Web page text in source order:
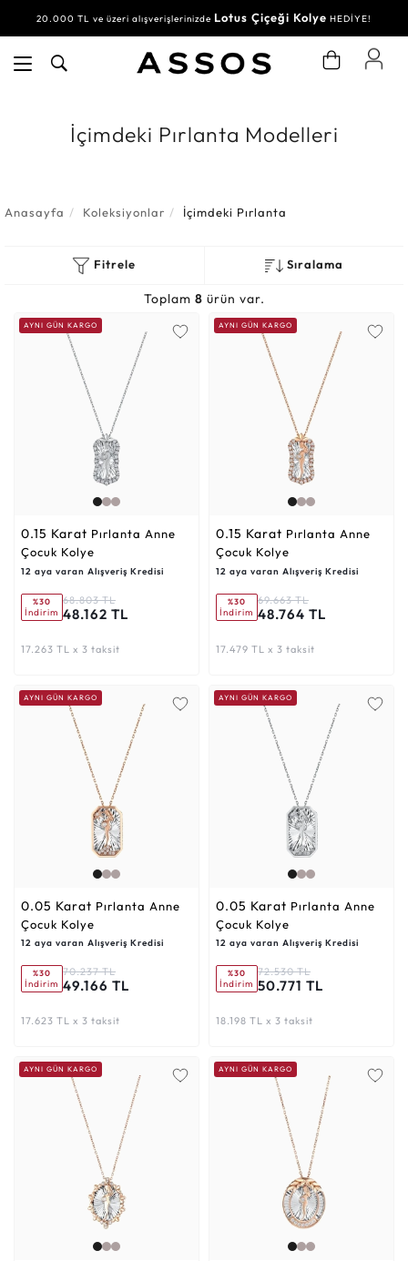
20.000 TL ve üzeri alışverişlerinizde Lotus Çiçeği Kolye HEDİYE!
İçimdeki Pırlanta Modelleri
Anasayfa Koleksiyonlar İçimdeki Pırlanta
Fitrele Sıralama
Toplam 8 ürün var.
AYNI GÜN KARGO
0.15 Karat
Çocuk Kolye
12 aya varan Alışveriş Kredisi
%30
İndirim
68.803 TL
48.162 TL
17.263 TL x 3 taksit
AYNI GÜN KARGO
0.15 Karat
Çocuk Kolye
12 aya varan Alışveriş Kredisi
%30
İndirim
69.663 TL
48.764 TL
17.479 TL x 3 taksit
AYNI GÜN KARGO
0.05 Karat
Çocuk Kolye
12 aya varan Alışveriş Kredisi
%30
İndirim
70.237 TL
49.166 TL
17.623 TL x 3 taksit
AYNI GÜN KARGO
0.05 Karat
Çocuk Kolye
12 aya varan Alışveriş Kredisi
%30
İndirim
72.530 TL
50.771 TL
18.198 TL x 3 taksit
AYNI GÜN KARGO AYNI GÜN KARGO